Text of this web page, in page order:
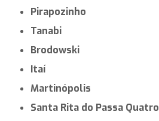
Pirapozinho
Tanabi
Brodowski
Itaí
Martinópolis
Santa Rita do Passa Quatro